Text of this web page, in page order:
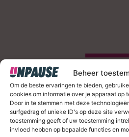
Beheer
Om de beste ervaringen te bieden,
cookies om informatie over je apparaat op
Door in te stemmen met deze
surfgedrag of unieke ID's op deze site
toestemming geeft of uw toestemming
invloed hebben op bepaalde functies en
“Ik zou niet
uitbrengen waar ik
zou willen